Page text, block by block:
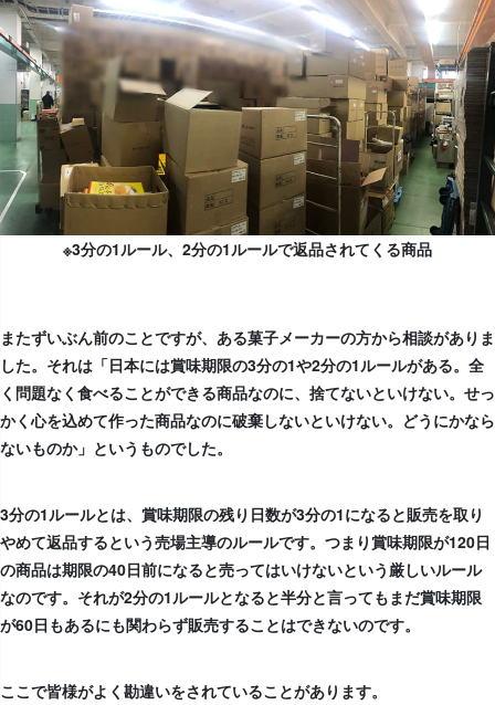
※3分の1ルール、2分の1ルールで返品されてくる商品
またずいぶん前のことですが、ある菓子メーカーの方から相談がありま
した。それは「日本には賞味期限の3分の1や2分の1ルールがある。全
く問題なく食べることができる商品なのに、捨てないといけない。せっ
かく心を込めて作った商品なのに破棄しないといけない。どうにかなら
ないものか」というものでした。
3分の1ルールとは、賞味期限の残り日数が3分の1になると販売を取り
やめて返品するという売場主導のルールです。つまり賞味期限が120日
の商品は期限の40日前になると売ってはいけないという厳しいルール
なのです。それが2分の1ルールとなると半分と言ってもまだ賞味期限
が60日もあるにも関わらず販売することはできないのです。
ここで皆様がよく勘違いをされていることがあります。